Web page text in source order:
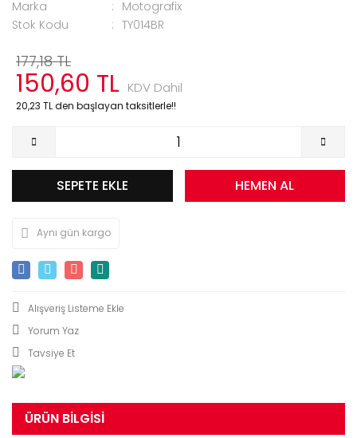
Marka
Motografix
Stok Kodu
TY014BR
177,18 TL
150,60 TL KDV Dahil
20,23 TL den başlayan taksitlerle!!
SEPETE EKLE HEMEN AL
Aynı gün kargo
Yorum Yaz
Tavsiye Et
ÜRÜN BILGISI